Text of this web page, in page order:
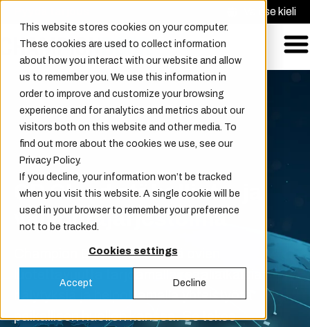
This website stores cookies on your computer.
These cookies are used to collect information
about how you interact with our website and allow
us to remember you. We use this information in
order to improve and customize your browsing
experience and for analytics and metrics about our
visitors both on this website and other media. To
find out more about the cookies we use, see our
Privacy Policy.
If you decline, your information won’t be tracked
when you visit this website. A single cookie will be
used in your browser to remember your preference
not to be tracked.
Cookies settings
Accept Decline
Valitse kieli
CD Cloud etähallinta- ja
valvontajärjestelmä
Champion Door Cloud lisää ovien
hälytyksiä ja helpottamalla yhteistyötä
paikallisen huollon kanssa. Se tekee